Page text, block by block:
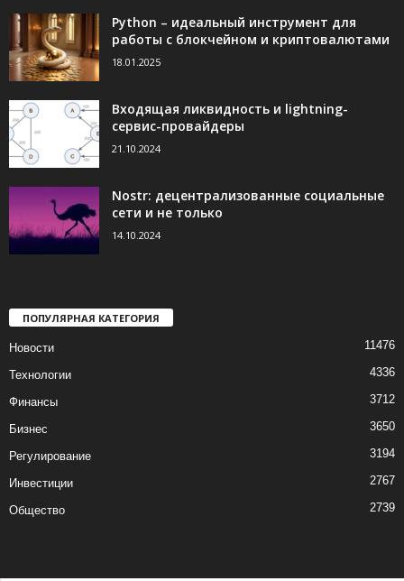
Python – идеальный инструмент для
работы с блокчейном и криптовалютами
18.01.2025
Входящая ликвидность и lightning-
сервис-провайдеры
21.10.2024
Nostr: децентрализованные социальные
сети и не только
14.10.2024
ПОПУЛЯРНАЯ КАТЕГОРИЯ
Новости 11476
Технологии 4336
Финансы 3712
Бизнес 3650
Регулирование 3194
Инвестиции 2767
Общество 2739